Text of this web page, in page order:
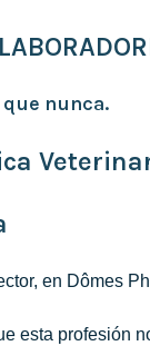
nunca.
en Dômes
esta profesión